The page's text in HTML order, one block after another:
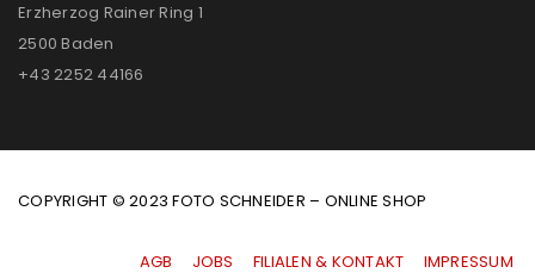
Erzherzog Rainer Ring 1
2500 Baden
+43 2252 44166
COPYRIGHT © 2023 FOTO SCHNEIDER – ONLINE SHOP
AGB JOBS FILIALEN & KONTAKT IMPRESSUM